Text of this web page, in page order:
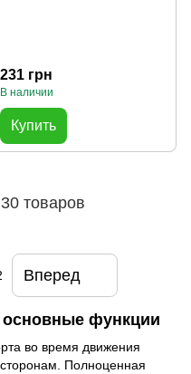
231 грн
В наличии
Купить
товаров
Вперед
основные функции
во время движения
Полноценная